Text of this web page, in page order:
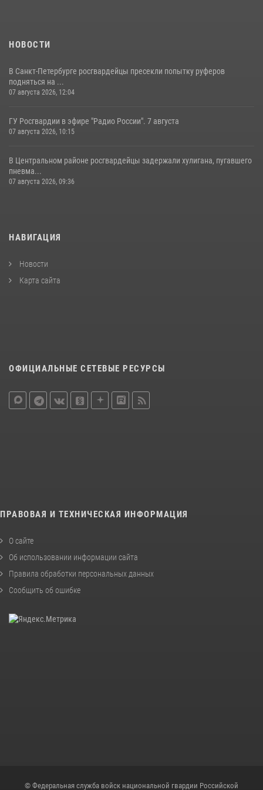
НОВОСТИ
В Санкт-Петербурге росгвардейцы пресекли попытку руферов
подняться на ...
07 августа 2026, 12:04
ГУ Росгвардии в эфире "Радио России". 7 августа
07 августа 2026, 10:15
В Центральном районе росгвардейцы задержали хулигана, пугавшего
пневма...
07 августа 2026, 09:36
НАВИГАЦИЯ
Новости
Карта сайта
ОФИЦИАЛЬНЫЕ СЕТЕВЫЕ РЕСУРСЫ
ПРАВОВАЯ И ТЕХНИЧЕСКАЯ ИНФОРМАЦИЯ
О сайте
Об использовании информации сайта
Правила обработки персональных данных
Сообщить об ошибке
© Федеральная служба войск национальной гвардии Российской